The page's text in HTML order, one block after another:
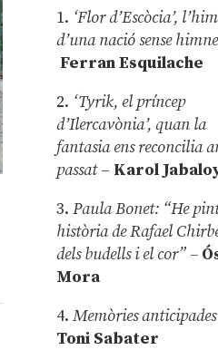
1. ‘Flor d’Escòcia’,
d’una nació sense
Ferran Esquilache
2. ‘Tyrik, el príncep
d’Ilercavònia’, quan la
fantasia ens reconcilia
passat– Karol
3.Paula Bonet: “He
història de Rafael
dels budells i el cor” –
Mora
4.Memòries anticipades
Toni Sabater